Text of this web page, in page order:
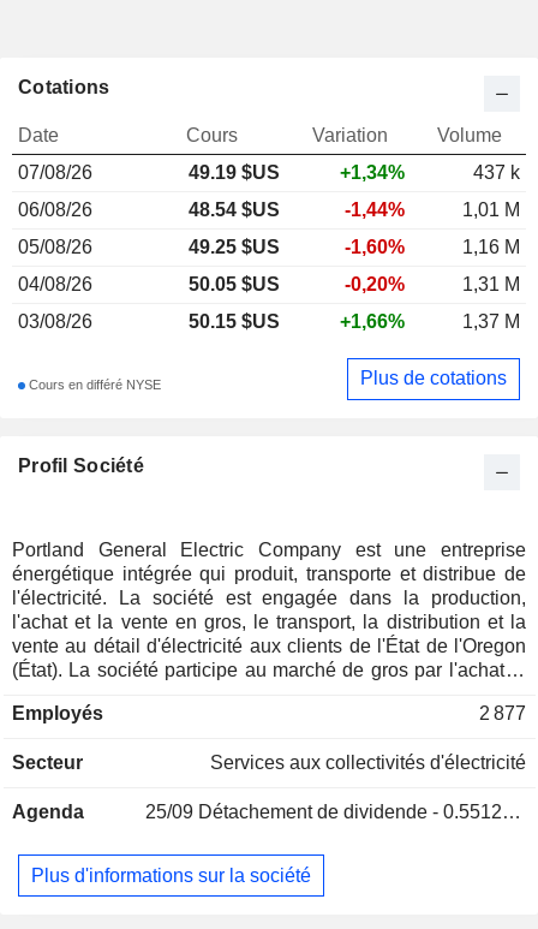
Profil Société
Portland General Electric Company est une entreprise
énergétique intégrée qui produit, transporte et distribue de
l'électricité. La société est engagée dans la production,
l'achat et la vente en gros, le transport, la distribution et la
vente au détail d'électricité aux clients de l'État de l'Oregon
(État). La société participe au marché de gros par l'achat et
de l'énergie à un prix raisonnable pour desservir ses clients
charge de détail grâce à sa propre production et à
possède cinq centrales électriques alimentées au gaz
Springs) et Carty Generating Station (Carty). Elle possède et
exploite deux parcs éoliens, Biglow Canyon Wind Farm
Employés 2 877
Secteur Services aux collectivités d'électricité
Agenda 25/09 Détachement de dividende - 0.55125 USD
Plus d'informations sur la société
Cotations
Date Cours Variation
Volume
07/08/26
49.19 $US +1,34%
437 k
06/08/26
48.54 $US -1,44%
1,01 M
05/08/26
49.25 $US -1,60%
1,16 M
04/08/26
50.05 $US -0,20%
1,31 M
03/08/26
50.15 $US +1,66% 1,37 M
Cours en différé NYSE Plus de cotations